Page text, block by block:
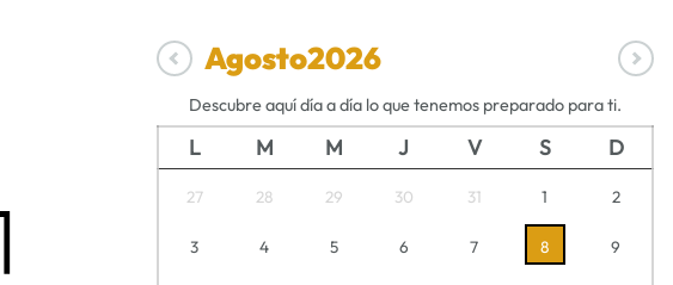
Agosto2026
Descubre aquí día a día lo que tenemos preparado para ti.
L M M J V S D
27 28 29 30 31 1 2
3 4 5 6 7 8 9